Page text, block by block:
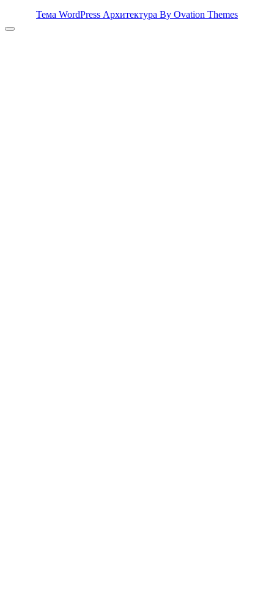
Тема WordPress Архитектура By Ovation Themes